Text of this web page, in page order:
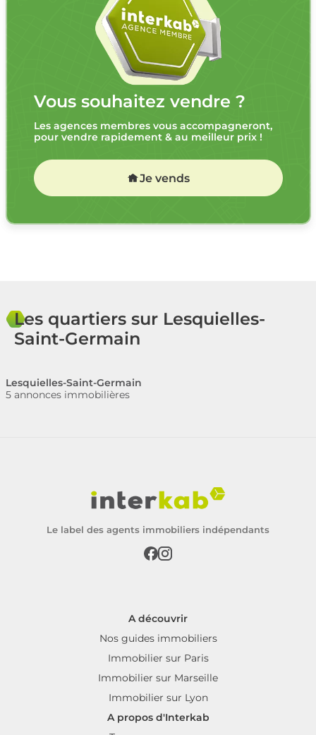
Vous souhaitez vendre ?
Les agences membres vous accompagneront,
pour vendre rapidement & au meilleur prix !
Je vends
Les quartiers sur Lesquielles-
Saint-Germain
Lesquielles-Saint-Germain
5 annonces immobilières
Le label des agents immobiliers indépendants
A découvrir
Nos guides immobiliers
Immobilier sur Paris
Immobilier sur Marseille
Immobilier sur Lyon
A propos d'Interkab